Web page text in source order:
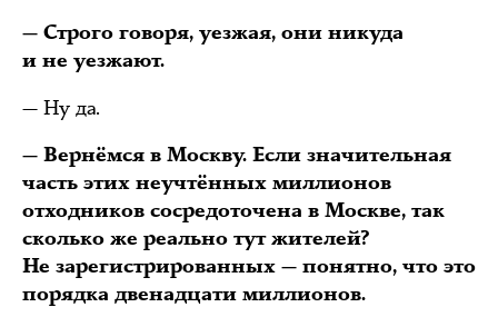
— Строго говоря, уезжая, они никуда
и не уезжают.
— Ну да.
— Вернёмся в Москву. Если значительная
часть этих неучтённых миллионов
отходников сосредоточена в Москве, так
сколько же реально тут жителей?
Не зарегистрированных — понятно, что это
порядка двенадцати миллионов.